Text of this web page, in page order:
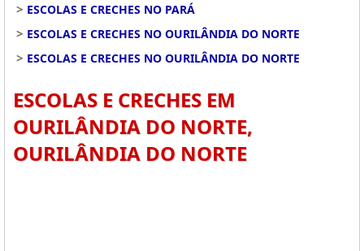
> ESCOLAS E CRECHES NO PARÁ
> ESCOLAS E CRECHES NO OURILÂNDIA DO NORTE
> ESCOLAS E CRECHES NO OURILÂNDIA DO NORTE
ESCOLAS E CRECHES EM
OURILÂNDIA DO NORTE,
OURILÂNDIA DO NORTE